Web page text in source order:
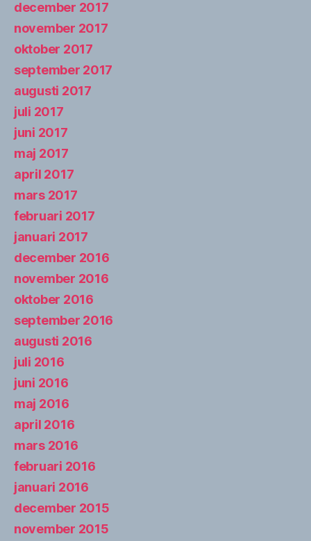
december 2017
november 2017
oktober 2017
september 2017
augusti 2017
juli 2017
juni 2017
maj 2017
april 2017
mars 2017
februari 2017
januari 2017
december 2016
november 2016
oktober 2016
september 2016
augusti 2016
juli 2016
juni 2016
maj 2016
april 2016
mars 2016
februari 2016
januari 2016
december 2015
november 2015